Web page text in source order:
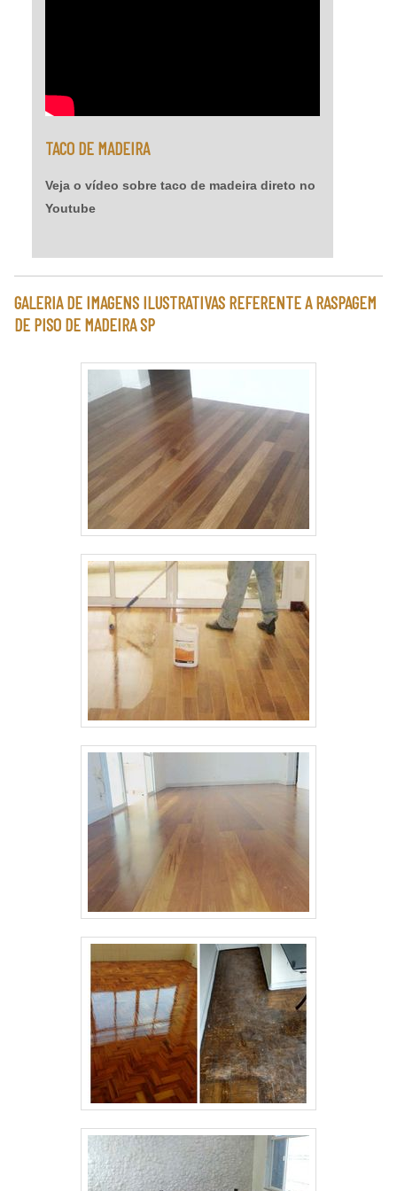
TACO DE MADEIRA
Veja o vídeo sobre taco de madeira direto no
Youtube
GALERIA DE IMAGENS ILUSTRATIVAS REFERENTE A RASPAGEM
DE PISO DE MADEIRA SP